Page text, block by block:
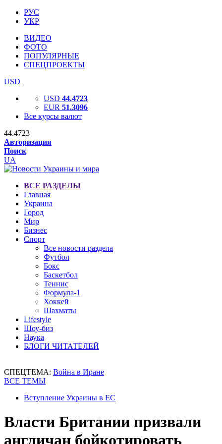
РУС
УКР
ВИДЕО
ФОТО
ПОПУЛЯРНЫЕ
СПЕЦПРОЕКТЫ
USD
USD 44.4723
EUR 51.3096
Все курсы валют
44.4723
Авторизация
Поиск
UA
ВСЕ РАЗДЕЛЫ
Главная
Украина
Город
Мир
Бизнес
Спорт
Все новости раздела
Футбол
Бокс
Баскетбол
Теннис
Формула-1
Хоккей
Шахматы
Lifestyle
Шоу-биз
Наука
БЛОГИ ЧИТАТЕЛЕЙ
СПЕЦТЕМА: Война в Иране
ВСЕ ТЕМЫ
Вступление Украины в ЕС
Власти Британии призвали
англичан бойкотировать